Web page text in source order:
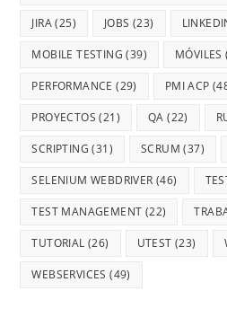
JIRA(25) JOBS (23)
MOBILE TESTING (39) MÓVILES
PERFORMANCE (29) PMI ACP
PROYECTOS (21) QA (22)
SCRIPTING (31) SCRUM (37)
SELENIUM WEBDRIVER (46)
TEST MANAGEMENT (22)
TUTORIAL (26) UTEST (23)
WEBSERVICES (49)